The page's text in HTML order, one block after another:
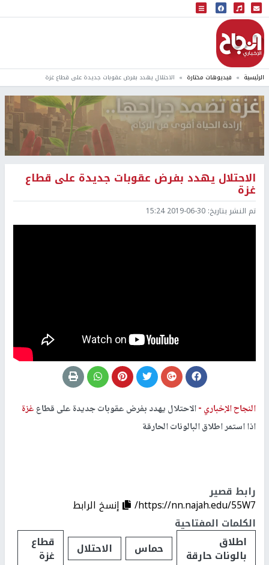
البث المباشر
إذاعة النجاح
الرئيسية فيديوهات مختارة الاحتلال يهدد بفرض عقوبات جديدة على قطاع غزة
الاحتلال يهدد بفرض عقوبات جديدة على قطاع
غزة
تم النشر بتاريخ: 2019-06-30 15:24
النجاح الإخباري -الاحتلال يهدد بفرض عقوبات جديدة على قطاعغزة
اذا استمر اطلاق البالونات الحارقة
رابط قصير
https://nn.najah.edu/55W7/
إنسخ الرابط
الكلمات المفتاحية
اطلاق
بالونات حارقة حماس الاحتلال قطاع
غزة